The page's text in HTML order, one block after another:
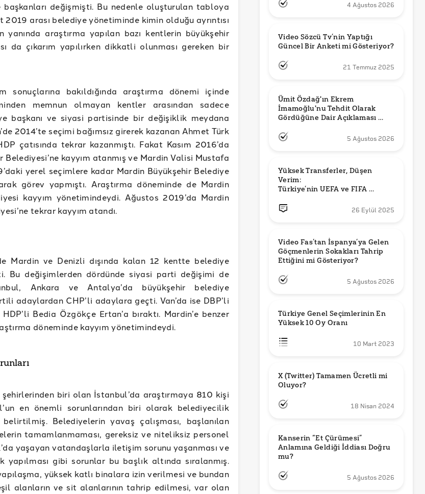
başkanları değişmişti. Bu nedenle oluşturulan tabloya
arası belediye yönetiminde kimin olduğu ayrıntısı
yanında araştırma yapılan bazı kentlerin büyükşehir
da çıkarım yapılırken dikkatli olunması gereken bir
sonuçlarına bakıldığında araştırma dönemi içinde
memnun olmayan kentler arasından sadece
başkanı ve siyasi partisinde bir değişiklik meydana
2014’te seçimi bağımsız girerek kazanan Ahmet Türk
çatısında tekrar kazanmıştı. Fakat Kasım 2016’da
Belediyesi’ne kayyım atanmış ve Mardin Valisi Mustafa
yerel seçimlere kadar Mardin Büyükşehir Belediye
görev yapmıştı. Araştırma döneminde de Mardin
kayyım yönetimindeydi. Ağustos 2019’da Mardin
tekrar kayyım atandı.
Mardin ve Denizli dışında kalan 12 kentte belediye
Bu değişimlerden dördünde siyasi parti değişimi de
Ankara ve Antalya’da büyükşehir belediye
adaylardan CHP’li adaylara geçti. Van’da ise DBP’li
Bedia Özgökçe Ertan’a bıraktı. Mardin’e benzer
döneminde kayyım yönetimindeydi.
şehirlerinden biri olan İstanbul’da araştırmaya 810 kişi
en önemli sorunlarından biri olarak belediyecilik
Belediyelerin yavaş çalışması, başlanılan
tamamlanmaması, gereksiz ve niteliksiz personel
yaşayan vatandaşlarla iletişim sorunu yaşanması ve
yapılması gibi sorunlar bu başlık altında sıralanmış.
yüksek katlı binalara izin verilmesi ve bundan
alanların ve sit alanlarının tahrip edilmesi, var olan
4 Ağustos 2026
Video Sözcü Tv’nin Yaptığı
Güncel Bir Anketi mi Gösteriyor?
21 Temmuz 2025
Ümit Özdağ'ın Ekrem
İmamoğlu'nu Tehdit Olarak
Gördüğüne Dair Açıklaması
5 Ağustos 2026
Yüksek Transferler, Düşen
Verim:
Türkiye’nin UEFA ve FIFA
26 Eylül 2025
Video Fas’tan İspanya’ya Gelen
Göçmenlerin Sokakları Tahrip
Ettiğini mi Gösteriyor?
5 Ağustos 2026
Türkiye Genel Seçimlerinin En
Yüksek 10 Oy Oranı
10 Mart 2023
X (Twitter) Tamamen Ücretli mi
Oluyor?
18 Nisan 2024
Kanserin “Et Çürümesi”
Anlamına Geldiği İddiası Doğru
mu?
5 Ağustos 2026